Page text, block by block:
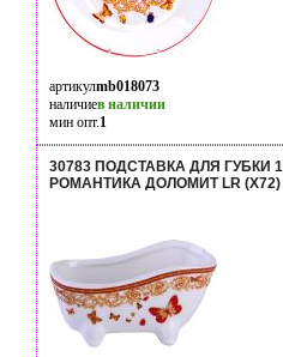
артикулmb018073
наличиев наличии
мин опт.1
30783 ПОДСТАВКА ДЛЯ ГУБКИ
РОМАНТИКА ДОЛОМИТ LR (Х72)